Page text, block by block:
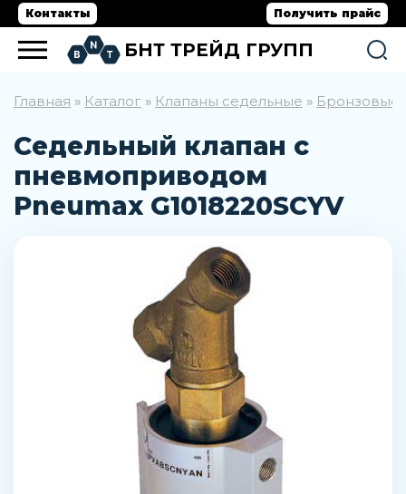
Контакты Получить прайс
БНТ ТРЕЙД ГРУПП
Главная » Каталог » Клапаны седельные » Бронзовые
Седельный клапан с
пневмоприводом
Pneumax G1018220SCYV